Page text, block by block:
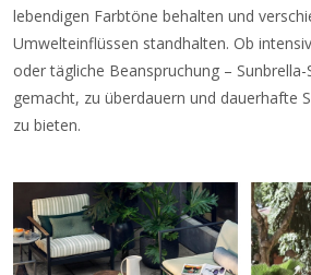
lebendigen Farbtöne behalten und
Umwelteinflüssen standhalten. Ob
oder tägliche Beanspruchung –
gemacht, zu überdauern und dauerhafte
zu bieten.